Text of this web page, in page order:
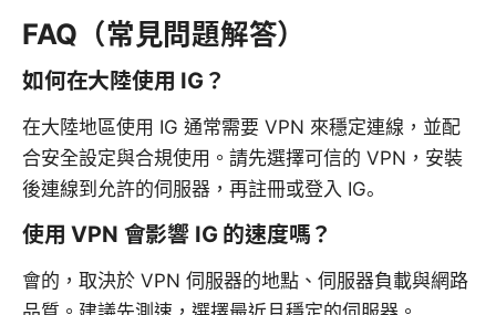
FAQ（常見問題解答）
如何在大陸使用 IG？
在大陸地區使用 IG 通常需要 VPN 來穩定連線，並配
合安全設定與合規使用。請先選擇可信的 VPN，安裝
後連線到允許的伺服器，再註冊或登入 IG。
使用 VPN 會影響 IG 的速度嗎？
會的，取決於 VPN 伺服器的地點、伺服器負載與網路